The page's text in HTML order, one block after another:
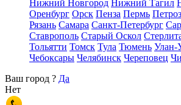
Нижний Новгород Нижний Тагил
Оренбург Орск Пенза Пермь
Рязань Самара Санкт-Петербург
Ставрополь Старый Оскол
Тольятти Томск Тула Тюмень Улан-
Чебоксары Челябинск Череповец
Ваш город ? Да
Нет